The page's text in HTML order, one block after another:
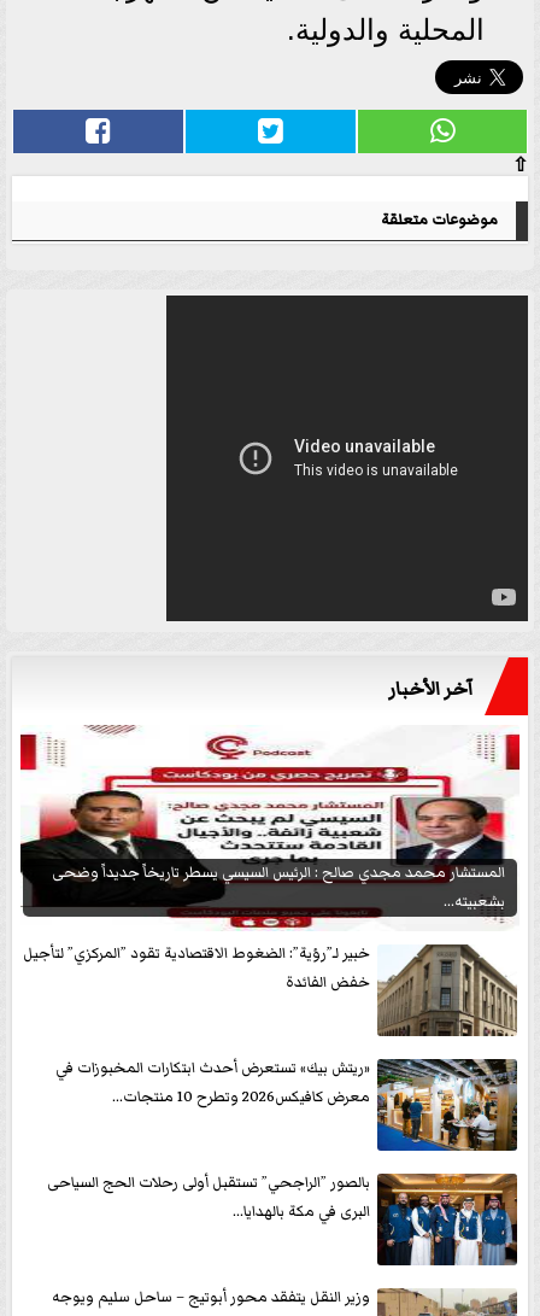
المحلية والدولية.
⇧
موضوعات متعلقة
آخر الأخبار
المستشار محمد مجدي صالح : الرئيس السيسي يسطر تاريخاً جديداً وضحى
بشعبيته...
خبير لـ”رؤية”: الضغوط الاقتصادية تقود ”المركزي” لتأجيل
خفض الفائدة
«ريتش بيك» تستعرض أحدث ابتكارات المخبوزات في
معرض كافيكس2026 وتطرح 10 منتجات...
بالصور ”الراجحي” تستقبل أولى رحلات الحج السياحى
البرى في مكة بالهدايا...
وزير النقل يتفقد محور أبوتيج – ساحل سليم ويوجه